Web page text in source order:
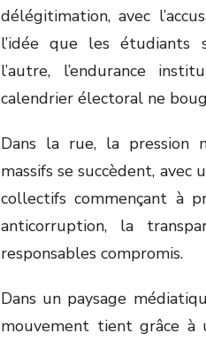
délégitimation, avec
l’idée que les étudiants
l’autre, l’endurance
calendrier électoral ne
Dans la rue, la pression
massifs se succèdent,
collectifs commençant à
anticorruption, la
responsables compromis.
Dans un paysage
mouvement tient grâce à